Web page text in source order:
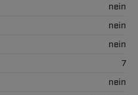
nein
nein
nein
7
nein